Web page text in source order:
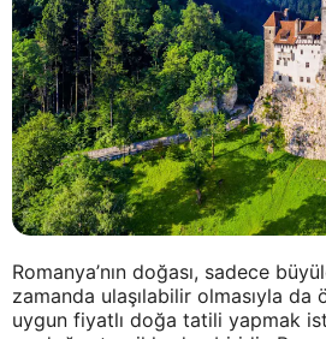
Romanya’nın doğası, sadece
zamanda ulaşılabilir olmasıyla da
uygun fiyatlı doğa tatili yapmak